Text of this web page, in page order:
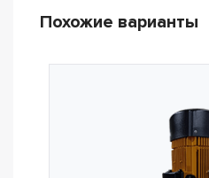
Похожие варианты